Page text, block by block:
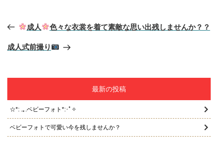
稿
ビ
ョ
成人 色々な衣裳を着て素敵な思い出残しませんか？？
成人式前撮り
最新の投稿
☆*: .｡.ベビーフォト*:･ﾟ✧
ベビーフォトで可愛い今を残しませんか？